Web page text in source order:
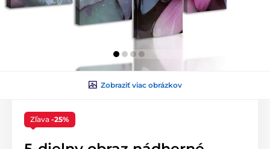
Zobraziť viac obrázkov
Zľava -25%